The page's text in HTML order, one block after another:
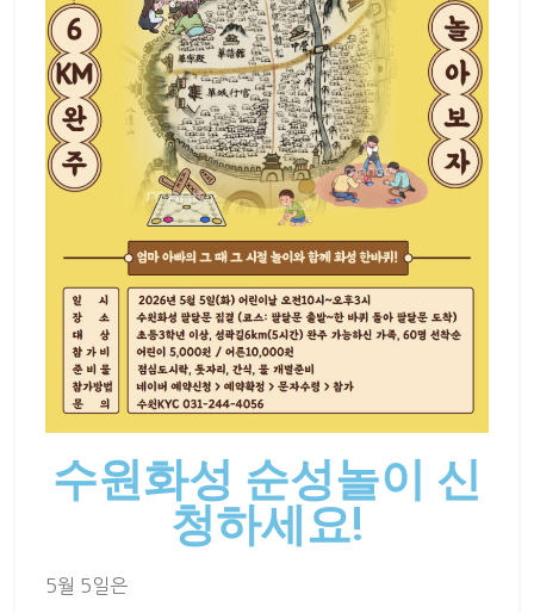
수원화성 순성놀이 신
청하세요!
5월 5일은